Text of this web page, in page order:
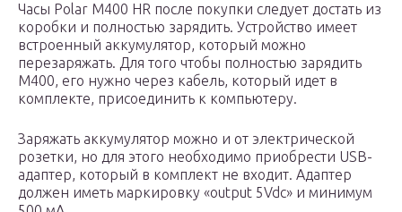
Часы Polar M400 HR после покупки следует достать из
коробки и полностью зарядить. Устройство имеет
встроенный аккумулятор, который можно
перезаряжать. Для того чтобы полностью зарядить
M400, его нужно через кабель, который идет в
комплекте, присоединить к компьютеру.
Заряжать аккумулятор можно и от электрической
розетки, но для этого необходимо приобрести USB-
адаптер, который в комплект не входит. Адаптер
должен иметь маркировку «output 5Vdc» и минимум